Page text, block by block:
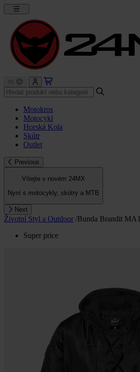
Motokros
Motocykl
Horská Kola
Skútr
Outlet
Previous
Vítejte v novém 24MX
Nyní s motocykly, skútry a MTB
Next
Životní Styl a Outdoor /Bunda Brandit MA1
Super price